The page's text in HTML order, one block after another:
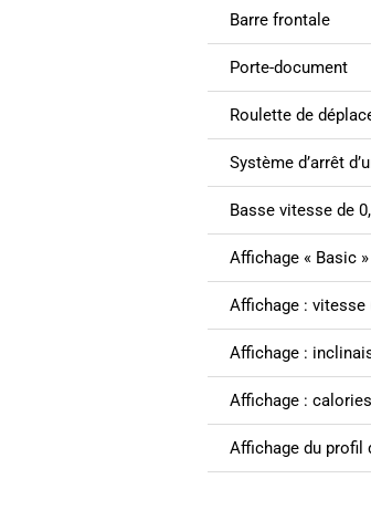
Barre frontale
Porte-document
Roulette de
Système d’arrêt
Basse vitesse de
Affichage « Basic »
Affichage :
Affichage :
Affichage :
Affichage du profil